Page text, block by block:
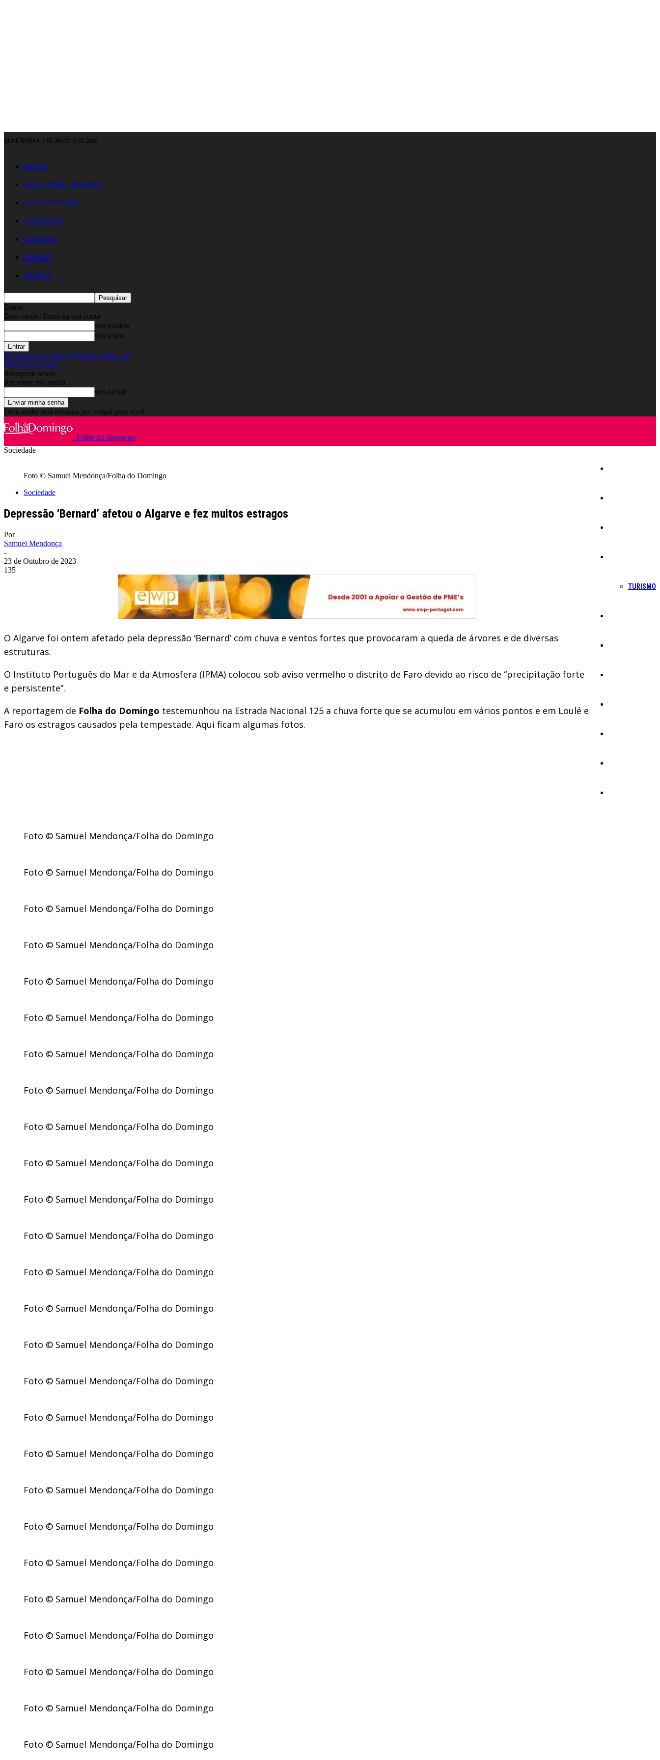
QUINTA-FEIRA, 6 DE AGOSTO DE 2026
ANO: CXII
DIRETOR: SAMUEL MENDONÇA
ESTATUTO EDITORIAL
FICHA TÉCNICA
ASSINATURA
CONTACTO
EM DIRETO
Entrar
Bem-vindo! Entre na sua conta
seu usuário
sua senha
Esqueceu sua senha? Obtenha ajuda aqui
Informação Legal
Recuperar senha
Recupere sua senha
seu e-mail
Uma senha será enviada por e-mail para você.
Folha do Domingo
TURISMO
Sociedade
Foto © Samuel Mendonça/Folha do Domingo
Sociedade
Depressão ‘Bernard’ afetou o Algarve e fez muitos estragos
Por
Samuel Mendonça
-
23 de Outubro de 2023
135
O Algarve foi ontem afetado pela depressão ‘Bernard’ com chuva e ventos fortes que provocaram a queda de árvores e de diversas
estruturas.
O Instituto Português do Mar e da Atmosfera (IPMA) colocou sob aviso vermelho o distrito de Faro devido ao risco de “precipitação forte
e persistente”.
A reportagem de Folha do Domingo testemunhou na Estrada Nacional 125 a chuva forte que se acumulou em vários pontos e em Loulé e
Faro os estragos causados pela tempestade. Aqui ficam algumas fotos.
Foto © Samuel Mendonça/Folha do Domingo
Foto © Samuel Mendonça/Folha do Domingo
Foto © Samuel Mendonça/Folha do Domingo
Foto © Samuel Mendonça/Folha do Domingo
Foto © Samuel Mendonça/Folha do Domingo
Foto © Samuel Mendonça/Folha do Domingo
Foto © Samuel Mendonça/Folha do Domingo
Foto © Samuel Mendonça/Folha do Domingo
Foto © Samuel Mendonça/Folha do Domingo
Foto © Samuel Mendonça/Folha do Domingo
Foto © Samuel Mendonça/Folha do Domingo
Foto © Samuel Mendonça/Folha do Domingo
Foto © Samuel Mendonça/Folha do Domingo
Foto © Samuel Mendonça/Folha do Domingo
Foto © Samuel Mendonça/Folha do Domingo
Foto © Samuel Mendonça/Folha do Domingo
Foto © Samuel Mendonça/Folha do Domingo
Foto © Samuel Mendonça/Folha do Domingo
Foto © Samuel Mendonça/Folha do Domingo
Foto © Samuel Mendonça/Folha do Domingo
Foto © Samuel Mendonça/Folha do Domingo
Foto © Samuel Mendonça/Folha do Domingo
Foto © Samuel Mendonça/Folha do Domingo
Foto © Samuel Mendonça/Folha do Domingo
Foto © Samuel Mendonça/Folha do Domingo
Foto © Samuel Mendonça/Folha do Domingo